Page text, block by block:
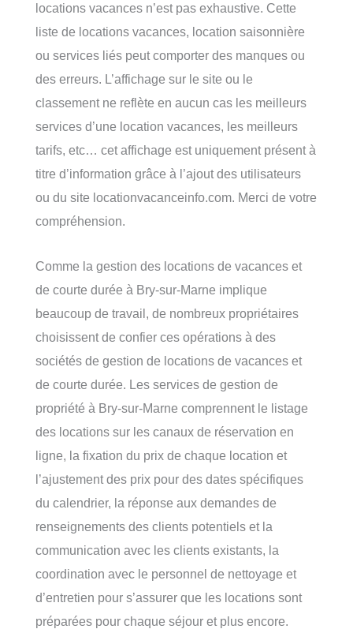
locations vacances n’est pas exhaustive. Cette
liste de locations vacances, location saisonnière
ou services liés peut comporter des manques ou
des erreurs. L’affichage sur le site ou le
classement ne reflète en aucun cas les meilleurs
services d’une location vacances, les meilleurs
tarifs, etc… cet affichage est uniquement présent à
titre d’information grâce à l’ajout des utilisateurs
ou du site locationvacanceinfo.com. Merci de votre
compréhension.
Comme la gestion des locations de vacances et
de courte durée à Bry-sur-Marne implique
beaucoup de travail, de nombreux propriétaires
choisissent de confier ces opérations à des
sociétés de gestion de locations de vacances et
de courte durée. Les services de gestion de
propriété à Bry-sur-Marne comprennent le listage
des locations sur les canaux de réservation en
ligne, la fixation du prix de chaque location et
l’ajustement des prix pour des dates spécifiques
du calendrier, la réponse aux demandes de
renseignements des clients potentiels et la
communication avec les clients existants, la
coordination avec le personnel de nettoyage et
d’entretien pour s’assurer que les locations sont
préparées pour chaque séjour et plus encore.